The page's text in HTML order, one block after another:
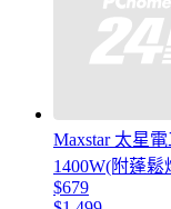
Maxstar 太星
1400W(附蓬鬆
$679